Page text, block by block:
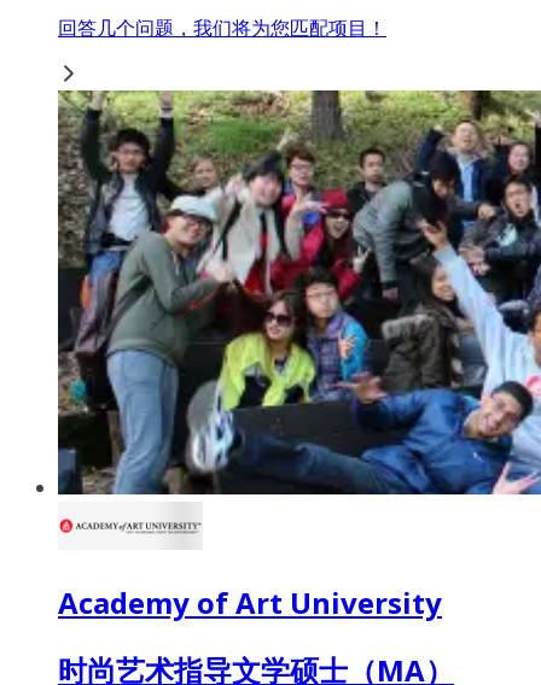
回答几个问题，我们将为您匹配项目！
Academy of Art University
时尚艺术指导文学硕士（MA）